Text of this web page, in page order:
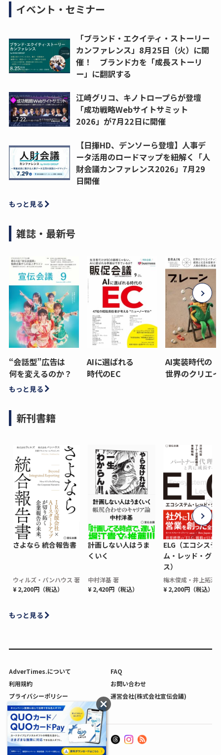
イベント・セミナー
「ブランド・エクイティ・ストーリー
カンファレンス」8月25日（火）に開
催！ ブランド力を「成長ストーリ
ー」に翻訳する
江崎グリコ、キノトロープらが登壇
「成功戦略Webサイトサミット
2026」が7月22日に開催
【日揮HD、デンソーら登壇】人事デ
ータ活用のロードマップを紐解く「人
財会議カンファレンス2026」7月29
日開催
もっと見る
雑誌・最新号
“会話型”広告は
何を変えるのか？
AIに選ばれる
時代のEC
AI実装時代の
世界のクリエ
もっと見る
新刊書籍
さよなら 統合報告書
ウィルズ・パンハウス 著
¥ 2,200円（税込）
計画しない人はうま
くいく
中村洋基 著
¥ 2,420円（税込）
ELG（エコシステ
ム・レッド・グロ
ス）
梅木俊成・井上拓海
¥ 2,200円（税込）
もっと見る
AdverTimes.について
FAQ
利用規約
お問い合わせ
プライバシーポリシー
運営会社(株式会社宣伝会議)
利用者情報の外部送信について